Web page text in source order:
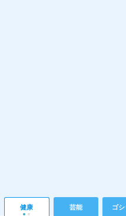
健康 芸能 ゴ